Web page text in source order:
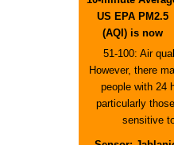
US EPA PM2.5
(AQI) is now
51-100: Air
However, there
people with 24
particularly
sensitive